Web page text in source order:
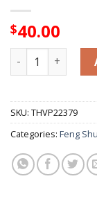
$40.00
Túi tiền phong
SKU: THVP22379
Categories: Feng